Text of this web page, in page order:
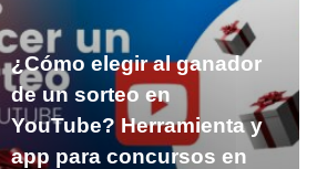
¿Cómo elegir al ganador
de un sorteo en
YouTube? Herramienta y
app para concursos en